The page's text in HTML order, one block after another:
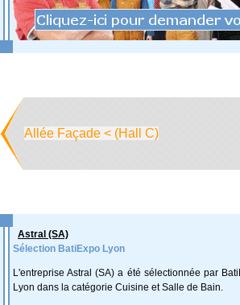
Allée Façade < (Hall C)
Astral (SA)
Sélection BatiExpo Lyon
L'entreprise Astral (SA) a été sélectionnée par
Lyon dans la catégorie Cuisine et Salle de Bain.